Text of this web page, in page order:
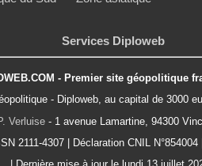
Services Diploweb
- Premier site géopolitique
- Diploweb, au capital de 3000
Verluise - 1 avenue Lamartine, 94300
2111-4307 | Déclaration CNIL